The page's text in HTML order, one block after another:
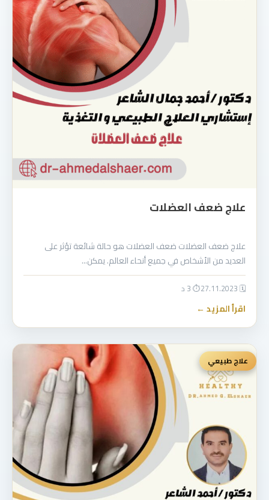
علاج ضعف العضلات
علاج ضعف العضلات ضعف العضلات هو حالة شائعة تؤثر على
العديد من الأشخاص في جميع أنحاء العالم. يمكن…
🗓 27.11.2023 ⏱ 3 د
اقرأ المزيد ←
علاج طبيعي